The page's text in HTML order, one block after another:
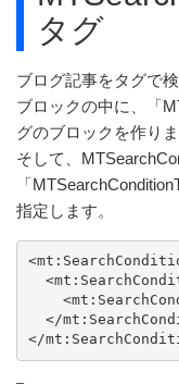
タグ
ブログ記事をタグで
ブロックの中に、「
グのブロックを作りま
そして、
「
指定します。
</
</